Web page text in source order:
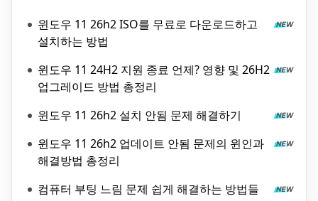
윈도우 11 26h2 ISO를 무료로 다운로드하고
설치하는 방법
윈도우 11 24H2 지원 종료 언제? 영향 및 26H2
업그레이드 방법 총정리
윈도우 11 26h2 설치 안됨 문제 해결하기
윈도우 11 26h2 업데이트 안됨 문제의 윈인과
해결방법 총정리
컴퓨터 부팅 느림 문제 쉽게 해결하는 방법들